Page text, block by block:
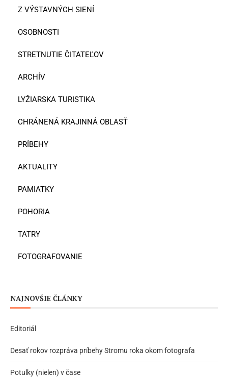
Z VÝSTAVNÝCH SIENÍ
OSOBNOSTI
STRETNUTIE ČITATEĽOV
ARCHÍV
LYŽIARSKA TURISTIKA
CHRÁNENÁ KRAJINNÁ OBLASŤ
PRÍBEHY
AKTUALITY
PAMIATKY
POHORIA
TATRY
FOTOGRAFOVANIE
NAJNOVŠIE ČLÁNKY
Editoriál
Desať rokov rozpráva príbehy Stromu roka okom fotografa
Potulky (nielen) v čase